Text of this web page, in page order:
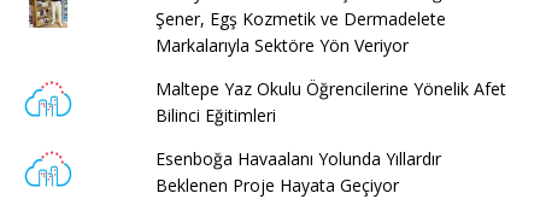
Şener, Egş Kozmetik ve Dermadelete
Markalarıyla Sektöre Yön Veriyor
Maltepe Yaz Okulu Öğrencilerine Yönelik Afet
Bilinci Eğitimleri
Esenboğa Havaalanı Yolunda Yıllardır
Beklenen Proje Hayata Geçiyor